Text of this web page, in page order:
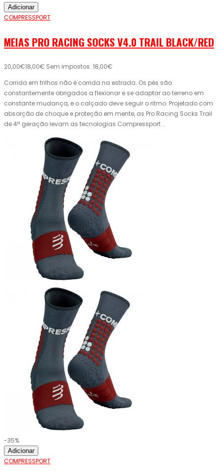
Adicionar
COMPRESSPORT
MEIAS PRO RACING SOCKS V4.0 TRAIL BLACK/RED
20,00€18,00€ Sem impostos: 18,00€
Corrida em trilhos não é corrida na estrada. Os pés são
constantemente obrigados a flexionar e se adaptar ao terreno em
constante mudança, e o calçado deve seguir o ritmo. Projetado com
absorção de choque e proteção em mente, as Pro Racing Socks Trail
de 4ª geração levam as tecnologias Compressport ..
-35%
Adicionar
COMPRESSPORT